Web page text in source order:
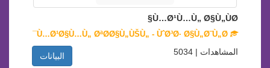
Ù…Ø¹Ù…Ù„ Ø§Ù„ÙØ§
البيانات المشاهدات | 5034